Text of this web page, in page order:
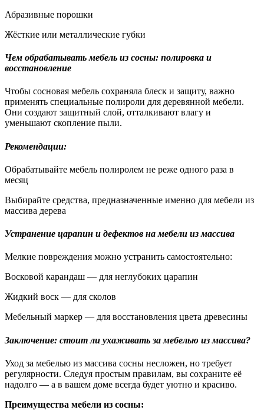
Абразивные порошки
Жёсткие или металлические губки
Чем обрабатывать мебель из сосны: полировка и
восстановление
Чтобы сосновая мебель сохраняла блеск и защиту, важно
применять специальные полироли для деревянной мебели.
Они создают защитный слой, отталкивают влагу и
уменьшают скопление пыли.
Рекомендации:
Обрабатывайте мебель полиролем не реже одного раза в
месяц
Выбирайте средства, предназначенные именно для мебели из
массива дерева
Устранение царапин и дефектов на мебели из массива
Мелкие повреждения можно устранить самостоятельно:
Восковой карандаш — для неглубоких царапин
Жидкий воск — для сколов
Мебельный маркер — для восстановления цвета древесины
Заключение: стоит ли ухаживать за мебелью из массива?
Уход за мебелью из массива сосны несложен, но требует
регулярности. Следуя простым правилам, вы сохраните её
надолго — а в вашем доме всегда будет уютно и красиво.
Преимущества мебели из сосны: